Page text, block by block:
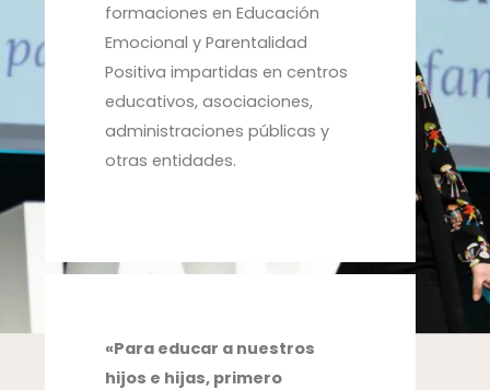
formaciones en Educación
Emocional y Parentalidad
Positiva impartidas en centros
educativos, asociaciones,
administraciones públicas y
otras entidades.
«Para educar a nuestros
hijos e hijas, primero